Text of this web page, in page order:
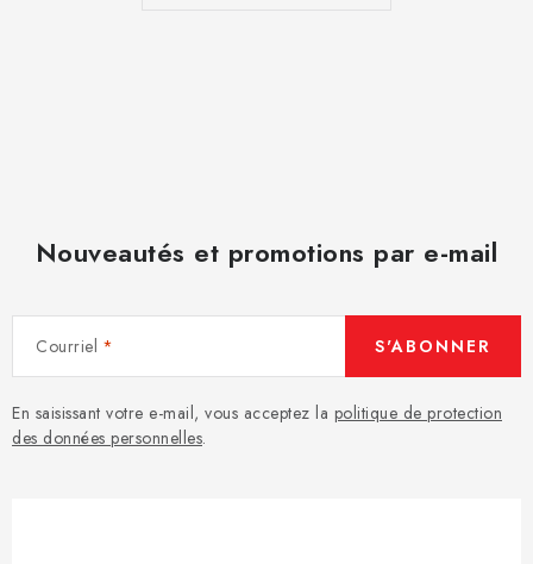
Nouveautés et promotions par e-mail
Courriel
En saisissant votre e-mail, vous acceptez la politique de protection
des données personnelles.
S'ABONNER